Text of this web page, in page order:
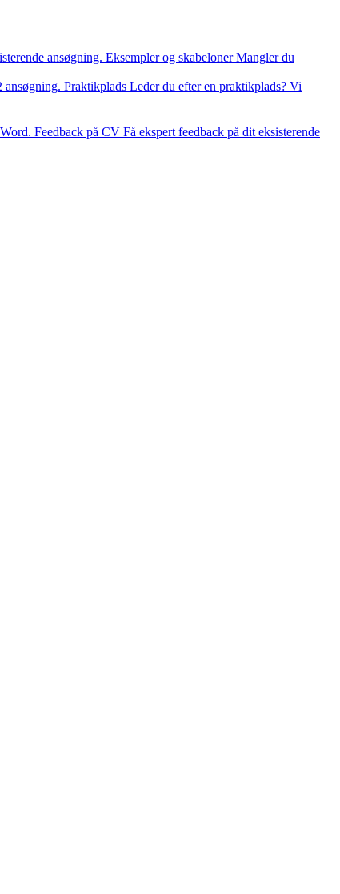
ansøgning. Eksempler og skabeloner Mangler du
Praktikplads Leder du efter en praktikplads? Vi
Feedback på CV Få ekspert feedback på dit eksisterende